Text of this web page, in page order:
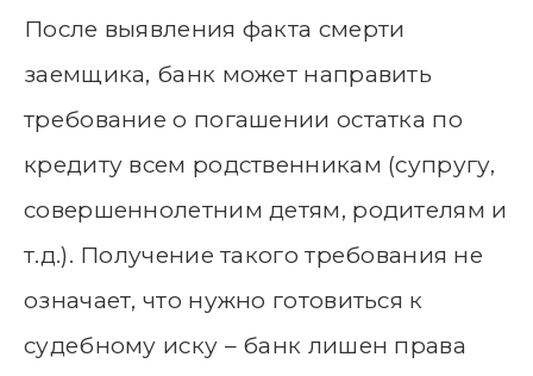
После выявления факта смерти
заемщика, банк может направить
требование о погашении остатка по
кредиту всем родственникам (супругу,
совершеннолетним детям, родителям и
т.д.). Получение такого требования не
означает, что нужно готовиться к
судебному иску – банк лишен права